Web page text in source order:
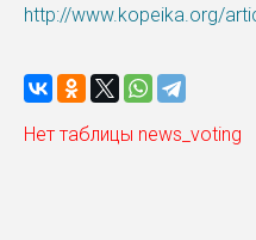
http://www.kopeika.org/
Нет таблицы news_voting